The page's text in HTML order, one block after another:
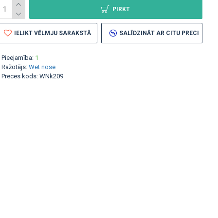
Pieejamība: 1
Ražotājs: Wet nose
Preces kods: WNk209
PIRKT
IELIKT VĒLMJU SARAKSTĀ SALĪDZINĀT AR CITU PRECI